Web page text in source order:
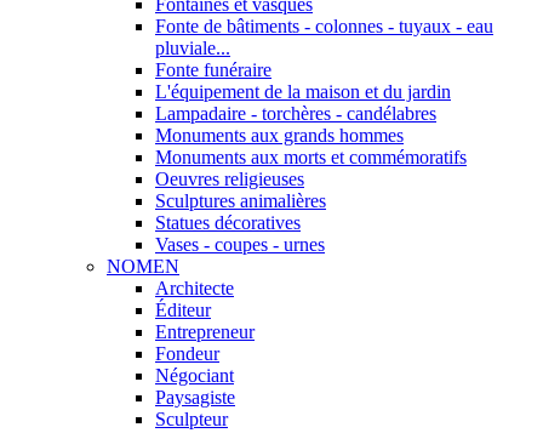
Fontaines et vasques
Fonte de bâtiments - colonnes - tuyaux - eau
pluviale...
Fonte funéraire
L'équipement de la maison et du jardin
Lampadaire - torchères - candélabres
Monuments aux grands hommes
Monuments aux morts et commémoratifs
Oeuvres religieuses
Sculptures animalières
Statues décoratives
Vases - coupes - urnes
NOMEN
Architecte
Éditeur
Entrepreneur
Fondeur
Négociant
Paysagiste
Sculpteur